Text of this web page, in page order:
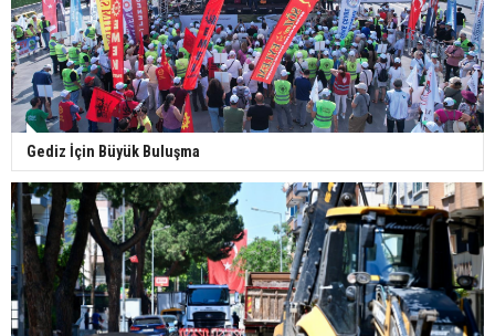
Gediz İçin Büyük Buluşma